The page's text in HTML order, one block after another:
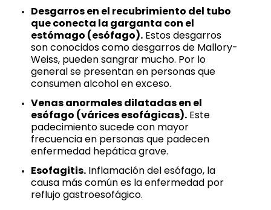
Desgarros en el recubrimiento del tubo
que conecta la garganta con el
estómago (esófago). Estos desgarros
son conocidos como desgarros de Mallory-
Weiss, pueden sangrar mucho. Por lo
general se presentan en personas que
consumen alcohol en exceso.
Venas anormales dilatadas en el
esófago (várices esofágicas). Este
padecimiento sucede con mayor
frecuencia en personas que padecen
enfermedad hepática grave.
Esofagitis. Inflamación del esófago, la
causa más común es la enfermedad por
reflujo gastroesofágico.